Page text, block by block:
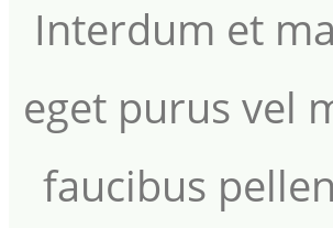
Interdum et
eget purus vel
faucibus